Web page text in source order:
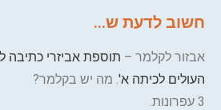
חשוב לדעת ש...
אבזור לקלמר – תוספת אביזרי כתיבה
העולים לכיתה א'. מה יש בקלמר?
3 עפרונות.